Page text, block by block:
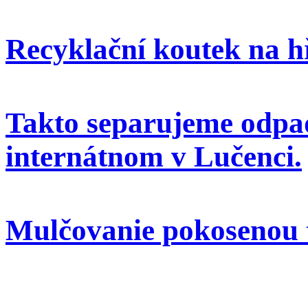
Recyklační koutek na
Takto separujeme
internátnom v Lučenci.
Mulčovanie